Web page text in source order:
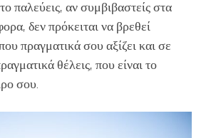
παλεύεις, αν συμβιβαστείς στα
δεν πρόκειται να βρεθεί
πραγματικά σου αξίζει και σε
θέλεις, που είναι το
σου.